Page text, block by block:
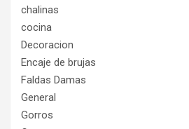
chalinas
cocina
Decoracion
Encaje de brujas
Faldas Damas
General
Gorros